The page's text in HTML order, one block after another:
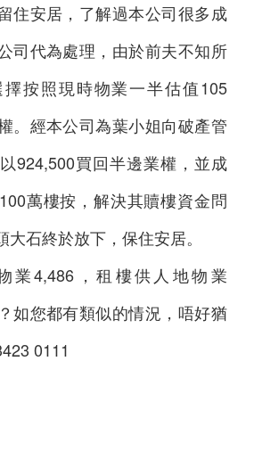
住安居，了解過本公司很多成
司代為處理，由於前夫不知所
按照現時物業一半估值105
。經本公司為葉小姐向破產管
924,500買回半邊業權，並成
萬樓按，解決其贖樓資金問
石終於放下，保住安居。
業4,486，租樓供人地物業
如您都有類似的情況，唔好猶
0111